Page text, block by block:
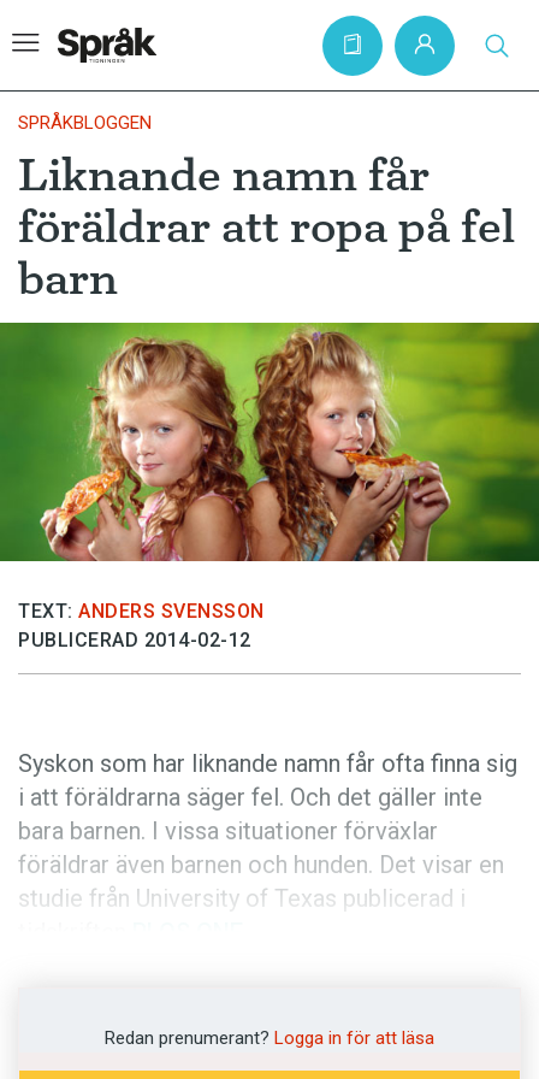
Hem
Artiklar
Krönikor
Språkfrågor
Skrivtips
Bokrecensioner
Kviss
Podden
Anmäl till språkpolisen
Annonsera
Prenumerera
Press
SPRÅKBLOGGEN
Liknande namn får
föräldrar att ropa på fel
barn
TEXT: ANDERS SVENSSON
PUBLICERAD 2014-02-12
Syskon som har liknande namn får ofta finna sig
i att föräldrarna säger fel. Och det gäller inte
bara barnen. I vissa situationer förväxlar
föräldrar även barnen och hunden. Det visar en
studie från University of Texas publicerad i
skulle blanda ihop namnen på hockeytvillingarna
Patrik och Peter Sundström än på
Redan prenumerant? Logga in för att läsa